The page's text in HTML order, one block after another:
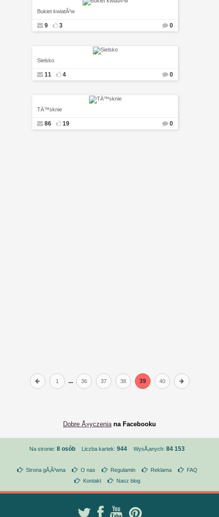
Bukiet kwiatÃ³w
9 3 0
Sielsko
11 4 0
TÄ™sknie
86 19 0
1 ... 36 37 38 39 40
Dobre Å»yczenia na Facebooku
Na stronie: 8 osób Liczba kartek: 944 WysÅ‚anych: 84 153
Strona gÅ‚Ã³wna O nas Regulamin Reklama
FAQ
Kontakt
Nasz blog